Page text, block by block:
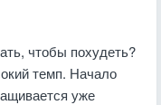
чтобы похудеть?
темп. Начало
уже